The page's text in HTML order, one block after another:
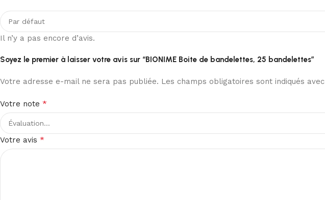
Il n’y a pas encore d’avis.
Soyez le premier à laisser votre avis sur “BIONIME Boite de bandelettes, 25 bandelettes”
Votre adresse e-mail ne sera pas publiée. Les champs obligatoires sont indiqués avec
Votre note *
Votre avis *